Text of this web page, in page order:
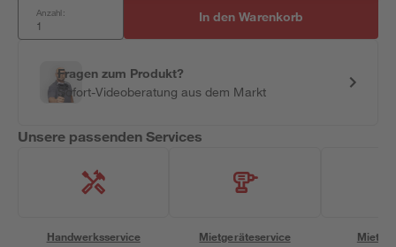
Anzahl: In den Warenkorb
Fragen zum Produkt?
Sofort-Videoberatung aus dem Markt
Unsere passenden Services
Handwerksservice Mietgeräteservice